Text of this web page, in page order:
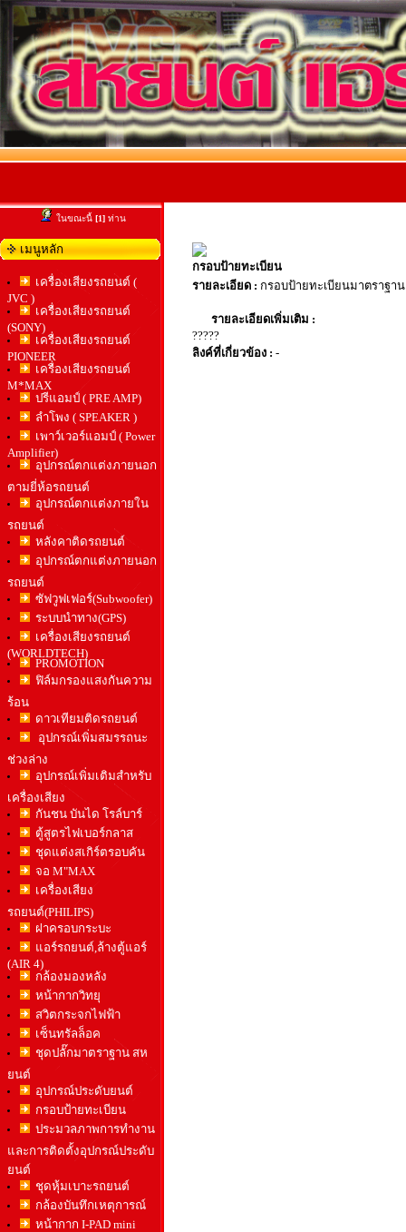
ในขณะนี้ [1]ท่าน
เมนูหลัก
เครื่องเสียงรถยนต์ (
JVC )
เครื่องเสียงรถยนต์
(SONY)
เครื่องเสียงรถยนต์
PIONEER
เครื่องเสียงรถยนต์
M*MAX
ปรีแอมป์ ( PRE AMP)
ลำโพง ( SPEAKER )
เพาว์เวอร์แอมป์ ( Power
Amplifier)
อุปกรณ์ตกแต่งภายนอก
ตามยี่ห้อรถยนต์
อุปกรณ์ตกแต่งภายใน
รถยนต์
หลังคาติดรถยนต์
อุปกรณ์ตกแต่งภายนอก
รถยนต์
ซัฟวูฟเฟอร์(Subwoofer)
ระบบนำทาง(GPS)
เครื่องเสียงรถยนต์
(WORLDTECH)
PROMOTION
ฟิล์มกรองแสงกันความ
ร้อน
ดาวเทียมติดรถยนต์
อุปกรณ์เพิ่มสมรรถนะ
ช่วงล่าง
อุปกรณ์เพิ่มเติมสำหรับ
เครื่องเสียง
กันชน บันได โรล์บาร์
ตู้สูตรไฟเบอร์กลาส
ชุดแต่งสเกิร์ตรอบคัน
จอ M"MAX
เครื่องเสียง
รถยนต์(PHILIPS)
ฝาครอบกระบะ
แอร์รถยนต์,ล้างตู้แอร์
(AIR 4)
กล้องมองหลัง
หน้ากากวิทยุ
สวิตกระจกไฟฟ้า
เซ็นทรัลล็อค
ชุดปลั๊กมาตราฐาน สห
ยนต์
อุปกรณ์ประดับยนต์
กรอบป้ายทะเบียน
ประมวลภาพการทำงาน
และการติดตั้งอุปกรณ์ประดับ
ยนต์
ชุดหุ้มเบาะรถยนต์
กล้องบันทึกเหตุการณ์
หน้ากาก I-PAD mini
กรอบป้ายทะเบียน
รายละเอียด : กรอบป้ายทะเบียนมาตราฐาน
รายละเอียดเพิ่มเติม :
?????
ลิงค์ที่เกี่ยวข้อง : -